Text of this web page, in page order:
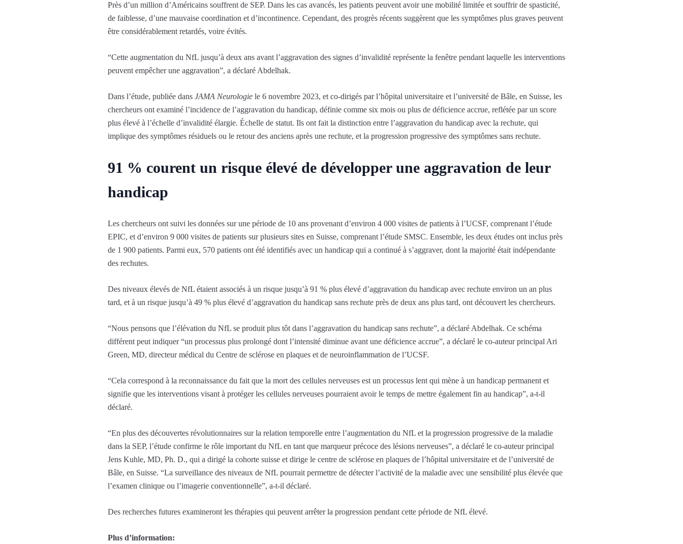
Près d’un million d’Américains souffrent de SEP. Dans les cas avancés, les patients peuvent avoir une mobilité limitée et souffrir de spasticité,
de faiblesse, d’une mauvaise coordination et d’incontinence. Cependant, des progrès récents suggèrent que les symptômes plus graves peuvent
être considérablement retardés, voire évités.
“Cette augmentation du NfL jusqu’à deux ans avant l’aggravation des signes d’invalidité représente la fenêtre pendant laquelle les interventions
peuvent empêcher une aggravation”, a déclaré Abdelhak.
Dans l’étude, publiée dans JAMA Neurologie le 6 novembre 2023, et co-dirigés par l’hôpital universitaire et l’université de Bâle, en Suisse, les
chercheurs ont examiné l’incidence de l’aggravation du handicap, définie comme six mois ou plus de déficience accrue, reflétée par un score
plus élevé à l’échelle d’invalidité élargie. Échelle de statut. Ils ont fait la distinction entre l’aggravation du handicap avec la rechute, qui
implique des symptômes résiduels ou le retour des anciens après une rechute, et la progression progressive des symptômes sans rechute.
91 % courent un risque élevé de développer une aggravation de leur
handicap
Les chercheurs ont suivi les données sur une période de 10 ans provenant d’environ 4 000 visites de patients à l’UCSF, comprenant l’étude
EPIC, et d’environ 9 000 visites de patients sur plusieurs sites en Suisse, comprenant l’étude SMSC. Ensemble, les deux études ont inclus près
de 1 900 patients. Parmi eux, 570 patients ont été identifiés avec un handicap qui a continué à s’aggraver, dont la majorité était indépendante
des rechutes.
Des niveaux élevés de NfL étaient associés à un risque jusqu’à 91 % plus élevé d’aggravation du handicap avec rechute environ un an plus
tard, et à un risque jusqu’à 49 % plus élevé d’aggravation du handicap sans rechute près de deux ans plus tard, ont découvert les chercheurs.
“Nous pensons que l’élévation du NfL se produit plus tôt dans l’aggravation du handicap sans rechute”, a déclaré Abdelhak. Ce schéma
différent peut indiquer “un processus plus prolongé dont l’intensité diminue avant une déficience accrue”, a déclaré le co-auteur principal Ari
Green, MD, directeur médical du Centre de sclérose en plaques et de neuroinflammation de l’UCSF.
“Cela correspond à la reconnaissance du fait que la mort des cellules nerveuses est un processus lent qui mène à un handicap permanent et
signifie que les interventions visant à protéger les cellules nerveuses pourraient avoir le temps de mettre également fin au handicap”, a-t-il
déclaré.
“En plus des découvertes révolutionnaires sur la relation temporelle entre l’augmentation du NfL et la progression progressive de la maladie
dans la SEP, l’étude confirme le rôle important du NfL en tant que marqueur précoce des lésions nerveuses”, a déclaré le co-auteur principal
Jens Kuhle, MD, Ph. D., qui a dirigé la cohorte suisse et dirige le centre de sclérose en plaques de l’hôpital universitaire et de l’université de
Bâle, en Suisse. “La surveillance des niveaux de NfL pourrait permettre de détecter l’activité de la maladie avec une sensibilité plus élevée que
l’examen clinique ou l’imagerie conventionnelle”, a-t-il déclaré.
Des recherches futures examineront les thérapies qui peuvent arrêter la progression pendant cette période de NfL élevé.
Plus d’information: